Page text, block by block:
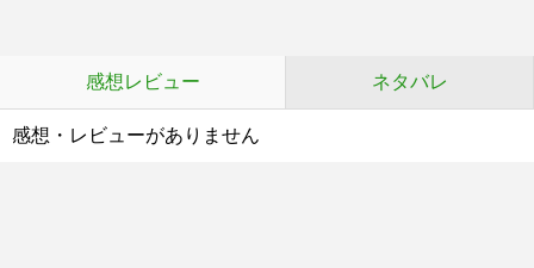
感想レビュー ネタバレ
感想・レビューがありません